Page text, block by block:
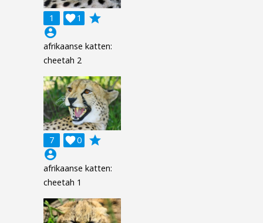
1 1

grade
account_circle
afrikaanse katten:
cheetah 2
7 0

grade
account_circle
afrikaanse katten:
cheetah 1